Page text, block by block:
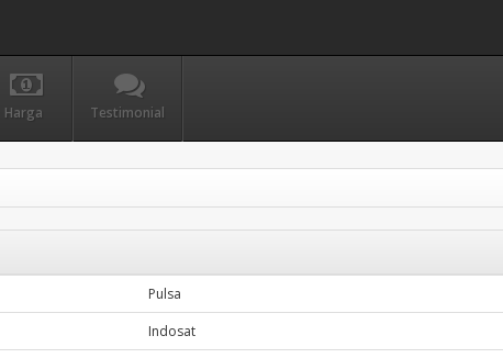
Harga Testimonial
Pulsa
Indosat